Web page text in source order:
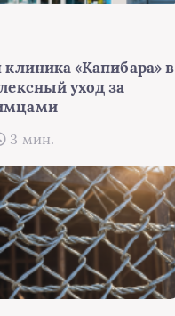
клиника «Капибара» в
уход за
3 мин.